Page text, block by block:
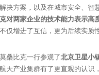
决方案，以及在城市安全、智
对两家企业的技术能力表示高
仅增进了互信，更为后续实质
桑比克一行参观了北京卫星小
天产业集群有了更直观的认识